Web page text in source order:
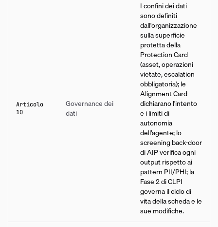
Articolo
10
Governance dei
dati
I confini dei dati
sono definiti
dall'organizzazione
sulla superficie
protetta della
Protection Card
(asset, operazioni
vietate, escalation
obbligatoria); le
Alignment Card
dichiarano l'intento
e i limiti di
autonomia
dell'agente; lo
screening back-door
di AIP verifica ogni
output rispetto ai
pattern PII/PHI; la
Fase 2 di CLPI
governa il ciclo di
vita della scheda e le
sue modifiche.